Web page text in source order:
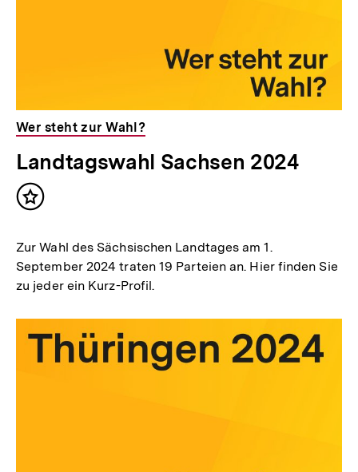
Wer steht zur Wahl?
Landtagswahl Sachsen 2024
Inhalt
Zur Wahl des Sächsischen Landtages am 1.
September 2024 traten 19 Parteien an. Hier finden Sie
zu jeder ein Kurz-Profil.